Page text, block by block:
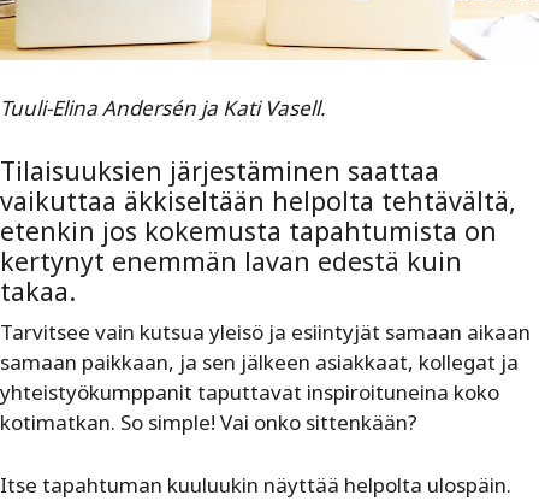
Tuuli-Elina Andersén ja Kati Vasell.
Tilaisuuksien järjestäminen saattaa
vaikuttaa äkkiseltään helpolta tehtävältä,
etenkin jos kokemusta tapahtumista on
kertynyt enemmän lavan edestä kuin
takaa.
Tarvitsee vain kutsua yleisö ja esiintyjät samaan aikaan
samaan paikkaan, ja sen jälkeen asiakkaat, kollegat ja
yhteistyökumppanit taputtavat inspiroituneina koko
kotimatkan. So simple! Vai onko sittenkään?
Itse tapahtuman kuuluukin näyttää helpolta ulospäin.